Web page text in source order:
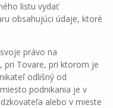
listu vydať
obsahujúci údaje, ktoré
právo na
pri Tovare, pri ktorom je
odlišný od
podnikania je v
alebo v mieste